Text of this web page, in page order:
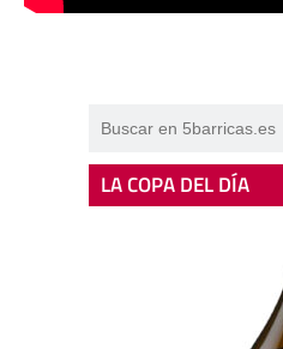
LA COPA DEL DÍA